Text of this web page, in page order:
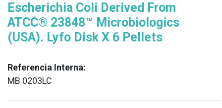
Escherichia Coli Derived From
ATCC® 23848™ Microbiologics
(USA). Lyfo Disk X 6 Pellets
Referencia Interna:
MB 0203LC